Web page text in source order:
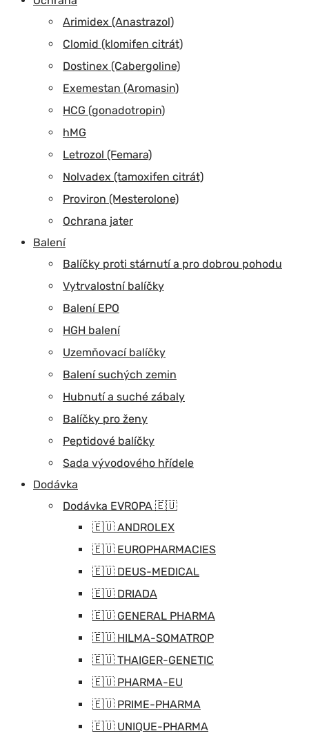
Arimidex (Anastrazol)
Clomid (klomifen citrát)
Dostinex (Cabergoline)
Exemestan (Aromasin)
HCG (gonadotropin)
hMG
Letrozol (Femara)
Nolvadex (tamoxifen citrát)
Proviron (Mesterolone)
Ochrana jater
Balení
Balíčky proti stárnutí a pro dobrou pohodu
Vytrvalostní balíčky
Balení EPO
HGH balení
Uzemňovací balíčky
Balení suchých zemin
Hubnutí a suché zábaly
Balíčky pro ženy
Peptidové balíčky
Sada vývodového hřídele
Dodávka
Dodávka EVROPA 🇪🇺
🇪🇺 ANDROLEX
🇪🇺 EUROPHARMACIES
🇪🇺 DEUS-MEDICAL
🇪🇺 DRIADA
🇪🇺 GENERAL PHARMA
🇪🇺 HILMA-SOMATROP
🇪🇺 THAIGER-GENETIC
🇪🇺 PHARMA-EU
🇪🇺 PRIME-PHARMA
🇪🇺 UNIQUE-PHARMA